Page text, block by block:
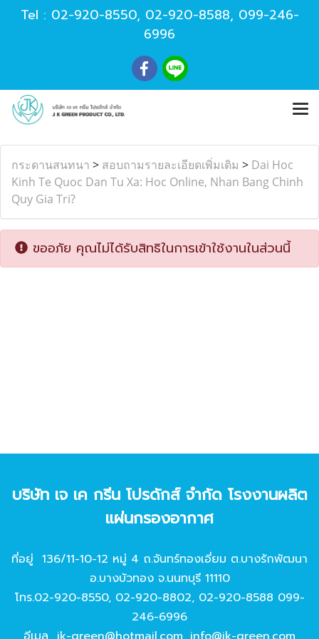
Tel : 02-920-8550, 02-920-8588, 099-246-
6996
กระดานสนทนา > สอบถามรายละเอียดเพิ่มเติม > Dai Hoc
Kinh Te Quoc Dan Tu Xa: Hoc Online, Nhan Bang Chinh
Quy Gia Tri?
ขออภัย คุณไม่ได้รับสิทธิในการเข้าใช้งานในส่วนนี้
บริษัท เจ เค กรีน โปรดักส์ จํากัด โรงงานผลิต
แผ่นกรองอากาศ
ที่อยู่ 136/11-10-12 หมู่ 4 ถ.จันทร์ทองเอี่ยม ต.บางรักพัฒนา
อ.บางบัวทอง จ.นนทบุรี 11110
โทร.02-920-8550, 02-920-8802, 02-920-8588 099-
246-6996